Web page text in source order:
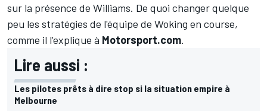
sur la présence de Williams. De quoi changer quelque
peu les stratégies de l'équipe de Woking en course,
comme il l'explique à Motorsport.com.
Lire aussi :
Les pilotes prêts à dire stop si la situation empire à
Melbourne